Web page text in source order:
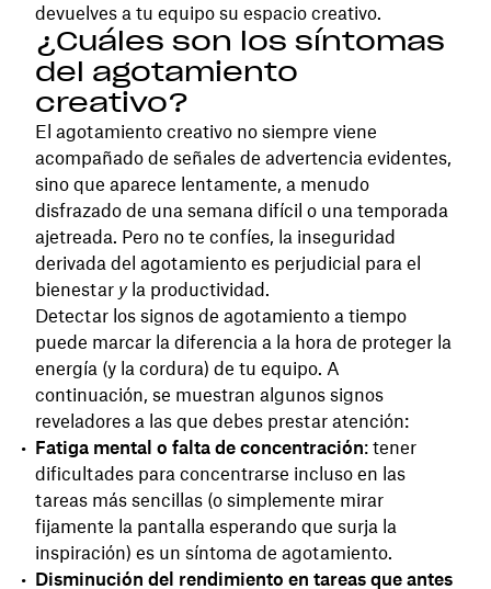
devuelves a tu equipo su espacio creativo.
¿Cuáles son los síntomas
del agotamiento
creativo?
El agotamiento creativo no siempre viene
acompañado de señales de advertencia evidentes,
sino que aparece lentamente, a menudo
disfrazado de una semana difícil o una temporada
ajetreada. Pero no te confíes, la inseguridad
derivada del agotamiento es perjudicial para el
bienestar yla productividad.
Detectar los signos de agotamiento a tiempo
puede marcar la diferencia a la hora de proteger la
energía (y la cordura) de tu equipo. A
continuación, se muestran algunos signos
reveladores a las que debes prestar atención:
Fatiga mental o falta de concentración: tener
dificultades para concentrarse incluso en las
tareas más sencillas (o simplemente mirar
fijamente la pantalla esperando que surja la
inspiración) es un síntoma de agotamiento.
Disminución del rendimiento en tareas que antes